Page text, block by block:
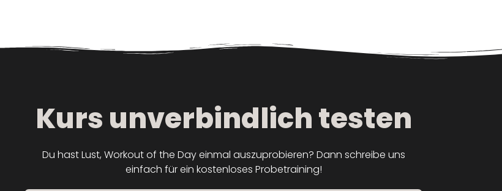
Kurs unverbindlich testen
Du hast Lust, Workout of the Day einmal auszuprobieren? Dann schreibe uns
einfach für ein kostenloses Probetraining!